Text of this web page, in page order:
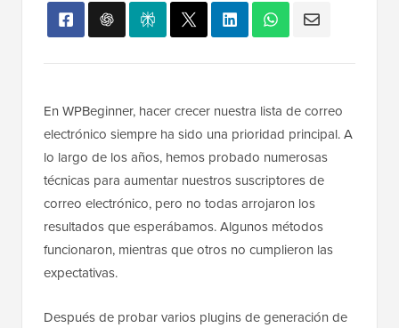
En WPBeginner, hacer crecer nuestra lista de correo
electrónico siempre ha sido una prioridad principal. A
lo largo de los años, hemos probado numerosas
técnicas para aumentar nuestros suscriptores de
correo electrónico, pero no todas arrojaron los
resultados que esperábamos. Algunos métodos
funcionaron, mientras que otros no cumplieron las
expectativas.
Después de probar varios plugins de generación de